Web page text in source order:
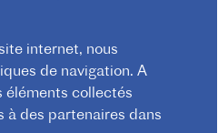
d'Autriche-Vienne
Confidentialité
Contact CGV
internet, nous
de navigation. A
éléments collectés
à des partenaires dans